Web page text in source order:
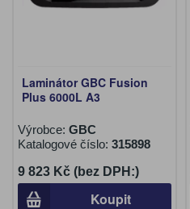
Laminátor GBC Fusion
Plus 6000L A3
Výrobce: GBC
Katalogové číslo: 315898
9 823 Kč (bez DPH:)
Koupit